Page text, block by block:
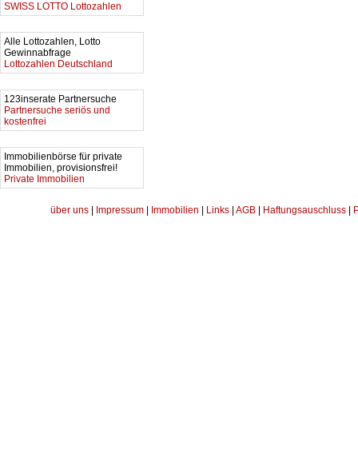
SWISS LOTTO Lottozahlen
Alle Lottozahlen, Lotto
Gewinnabfrage
Lottozahlen Deutschland
123inserate Partnersuche
Partnersuche seriös und
kostenfrei
Immobilienbörse für private
Immobilien, provisionsfrei!
Private Immobilien
über uns Impressum Immobilien Links AGB Haftungsauschluss